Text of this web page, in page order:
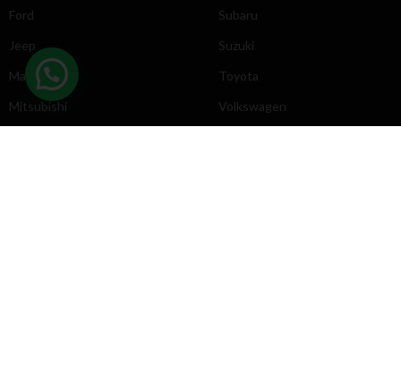
Ford
Jeep
Mazda
Mitsubishi
Subaru
Suzuki
Toyota
Volkswagen